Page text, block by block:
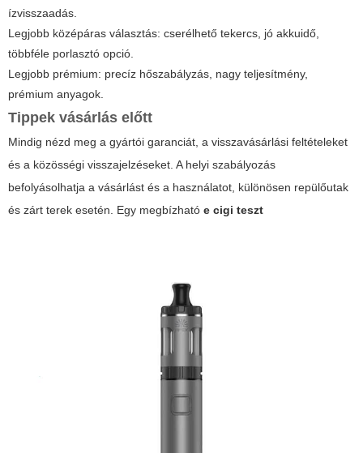
ízvisszaadás.
Legjobb középáras választás: cserélhető tekercs, jó akkuidő,
többféle porlasztó opció.
Legjobb prémium: precíz hőszabályzás, nagy teljesítmény,
prémium anyagok.
Tippek vásárlás előtt
Mindig nézd meg a gyártói garanciát, a visszavásárlási feltételeket
és a közösségi visszajelzéseket. A helyi szabályozás
befolyásolhatja a vásárlást és a használatot, különösen repülőutak
és zárt terek esetén. Egy megbízható e cigi teszt